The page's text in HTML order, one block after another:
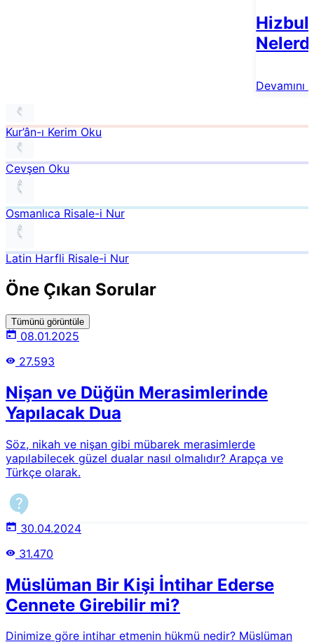
Hizbul
Kur’ân-ı Kerim Oku
Cevşen Oku
Osmanlıca Risale-i Nur
Latin Harfli Risale-i Nur
Öne Çıkan Sorular
Tümünü görüntüle
08.01.2025
27.593
Nişan ve Düğün Merasimlerinde
Yapılacak Dua
Söz, nikah ve nişan gibi mübarek merasimlerde
yapılabilecek güzel dualar nasıl olmalıdır? Arapça ve
Türkçe olarak.
30.04.2024
31.470
Müslüman Bir Kişi İntihar Ederse
Cennete Girebilir mi?
Dinimize göre intihar etmenin hükmü nedir? Müslüman